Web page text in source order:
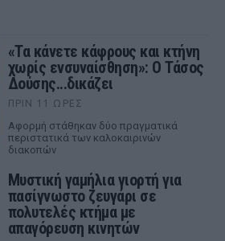
«Τα κάνετε κάφρους και κτήνη
χωρίς ενσυναίσθηση»: Ο Τάσος
Δούσης...δικάζει
ΠΡΙΝ 11 ΏΡΕΣ
Αφορμή στάθηκαν δύο πραγματικά
περιστατικά των καλοκαιρινών
διακοπών
Μυστική γαμήλια γιορτή για
πασίγνωστο ζευγάρι σε
πολυτελές κτήμα με
απαγόρευση κινητών